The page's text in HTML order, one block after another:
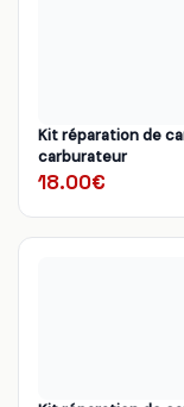
Kit réparation de
carburateur
18.00€